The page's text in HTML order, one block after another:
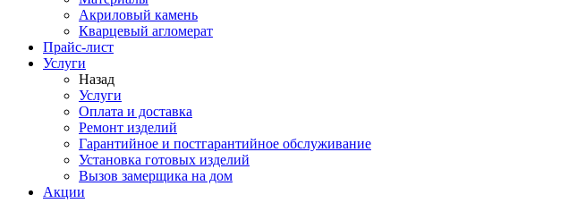
Акриловый камень
Кварцевый агломерат
Прайс-лист
Услуги
Назад
Услуги
Оплата и доставка
Ремонт изделий
Гарантийное и постгарантийное обслуживание
Установка готовых изделий
Вызов замерщика на дом
Акции